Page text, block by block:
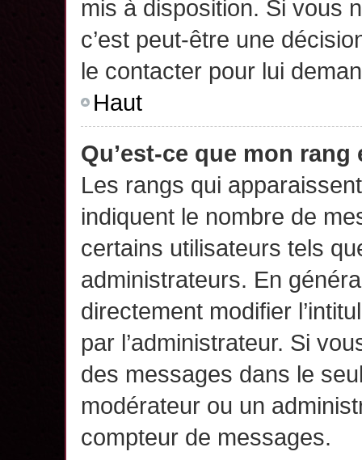
mis à disposition. Si vous
c’est peut-être une
le contacter pour lui
Haut
Qu’est-ce que mon
Les rangs qui
indiquent le nombre de
certains utilisateurs tels
administrateurs. En
directement modifier
par l’administrateur. Si
des messages dans le
modérateur ou un
compteur de messages.